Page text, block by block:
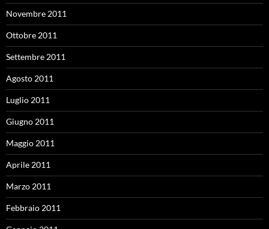
Novembre 2011
Ottobre 2011
Settembre 2011
Agosto 2011
Luglio 2011
Giugno 2011
Maggio 2011
Aprile 2011
Marzo 2011
Febbraio 2011